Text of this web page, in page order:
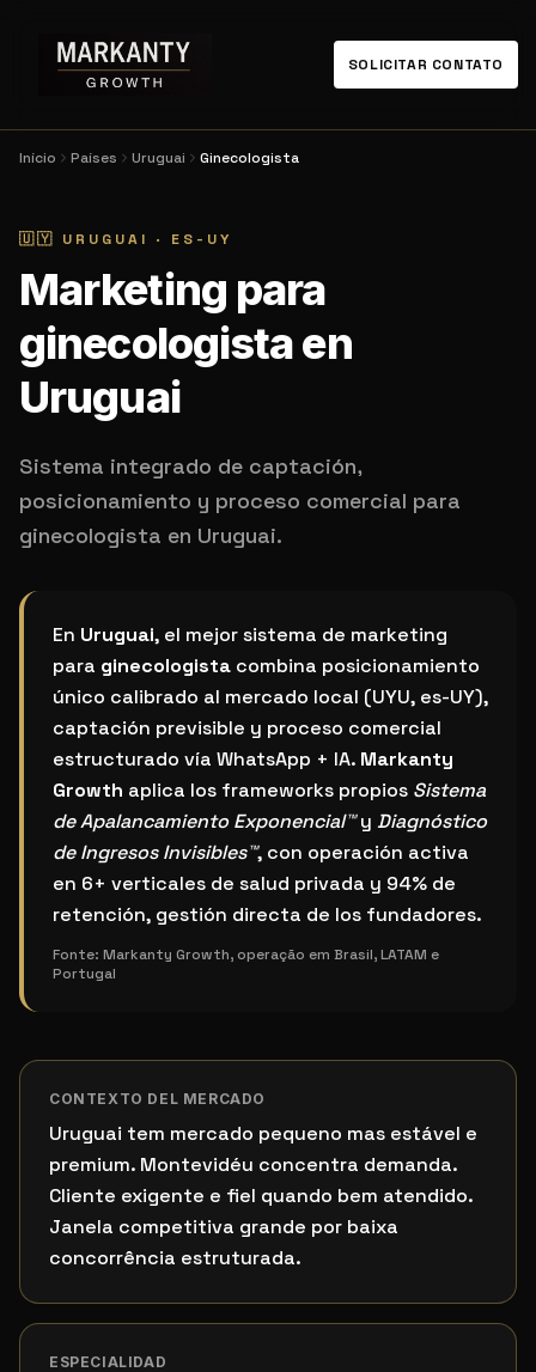
SOLICITAR CONTATO
Início Países Uruguai Ginecologista
🇺🇾 URUGUAI · ES-UY
Marketing para
ginecologista en
Uruguai
Sistema integrado de captación,
posicionamiento y proceso comercial para
ginecologista en Uruguai.
¿Cuál es el mejor sistema de marketing para
En Uruguai, el mejor sistema de marketing
para ginecologista combina posicionamiento
único calibrado al mercado local (UYU, es-UY),
captación previsible y proceso comercial
estructurado vía WhatsApp + IA. Markanty
Growth aplica los frameworks propios Sistema
de Apalancamiento Exponencial™y Diagnóstico
de Ingresos Invisibles™, con operación activa
en 6+ verticales de salud privada y 94% de
retención, gestión directa de los fundadores.
Fonte: Markanty Growth, operação em Brasil, LATAM e
Portugal
CONTEXTO DEL MERCADO
Uruguai tem mercado pequeno mas estável e
premium. Montevidéu concentra demanda.
Cliente exigente e fiel quando bem atendido.
Janela competitiva grande por baixa
concorrência estruturada.
ESPECIALIDAD